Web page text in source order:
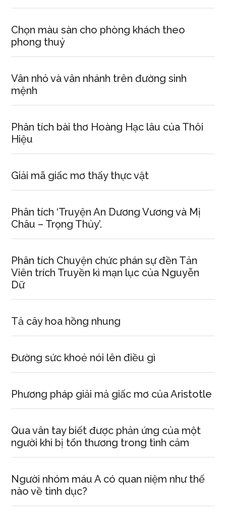
Chọn màu sàn cho phòng khách theo
phong thuỷ
Vân nhỏ và vân nhánh trên đường sinh
mệnh
Phân tích bài thơ Hoàng Hạc lâu của Thôi
Hiệu
Giải mã giấc mơ thấy thực vật
Phân tích ‘Truyện An Dương Vương và Mị
Châu – Trọng Thủy’.
Phân tích Chuyện chức phán sự đền Tản
Viên trích Truyền kì mạn lục của Nguyễn
Dữ
Tả cây hoa hồng nhung
Đường sức khoẻ nói lên điều gì
Phương pháp giải mả giấc mơ của Aristotle
Qua vân tay biết được phản ứng của một
người khi bị tổn thương trong tình cảm
Người nhóm máu A có quan niệm như thế
nào về tình dục?